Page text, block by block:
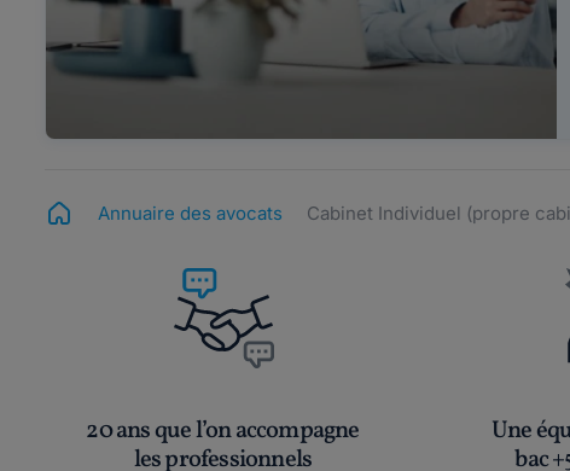
Annuaire des avocats Cabinet Individuel (propre
20 ans que l’on accompagne
les professionnels
Une
bac